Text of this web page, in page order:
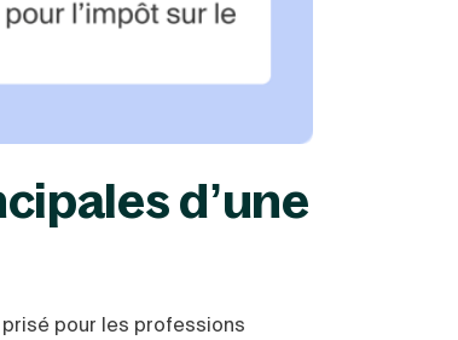
d’une
pour les professions